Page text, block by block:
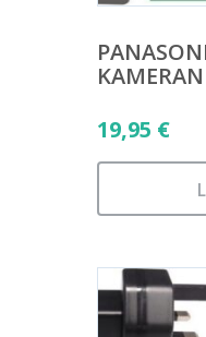
19,95 €